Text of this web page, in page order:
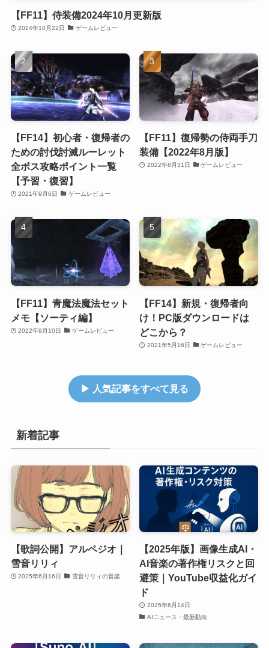
【FF11】侍装備2024年10月更新版
2024年10月22日 ゲームレビュー
【FF14】初心者・復帰者の
ための討伐討滅ルーレット
全ボス攻略ポイント一覧
【予習・復習】
2021年9月6日 ゲームレビュー
【FF11】復帰勢の侍両手刀
装備【2022年8月版】
2022年8月31日 ゲームレビュー
【FF11】青魔法魔法セット
メモ【ソーティ編】
2022年9月10日 ゲームレビュー
【FF14】新規・復帰者向
け！PC版ダウンロードは
どこから？
2021年5月16日 ゲームレビュー
▶ 人気記事をすべて見る
新着記事
【歌詞公開】アルペジオ｜
雪音リリィ
2025年6月16日 雪音リリィの音楽
【2025年版】画像生成AI・
AI音楽の著作権リスクと回
避策｜YouTube収益化ガイ
ド
2025年6月14日
AIニュース・最新動向